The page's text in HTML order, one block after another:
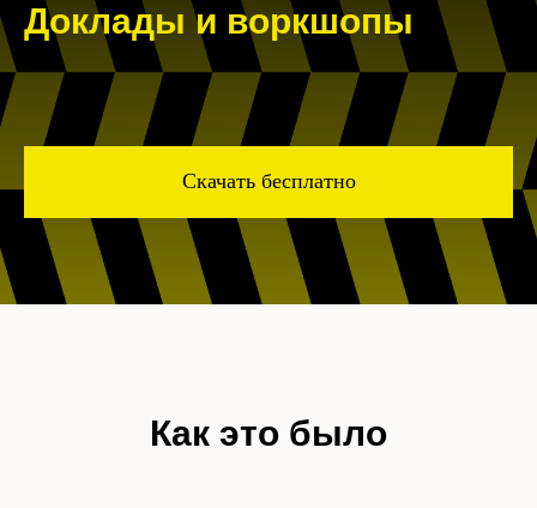
Доклады и воркшопы
Скачать бесплатно
Как это было